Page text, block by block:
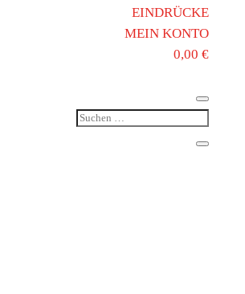
EINDRÜCKE
MEIN KONTO
0,00€